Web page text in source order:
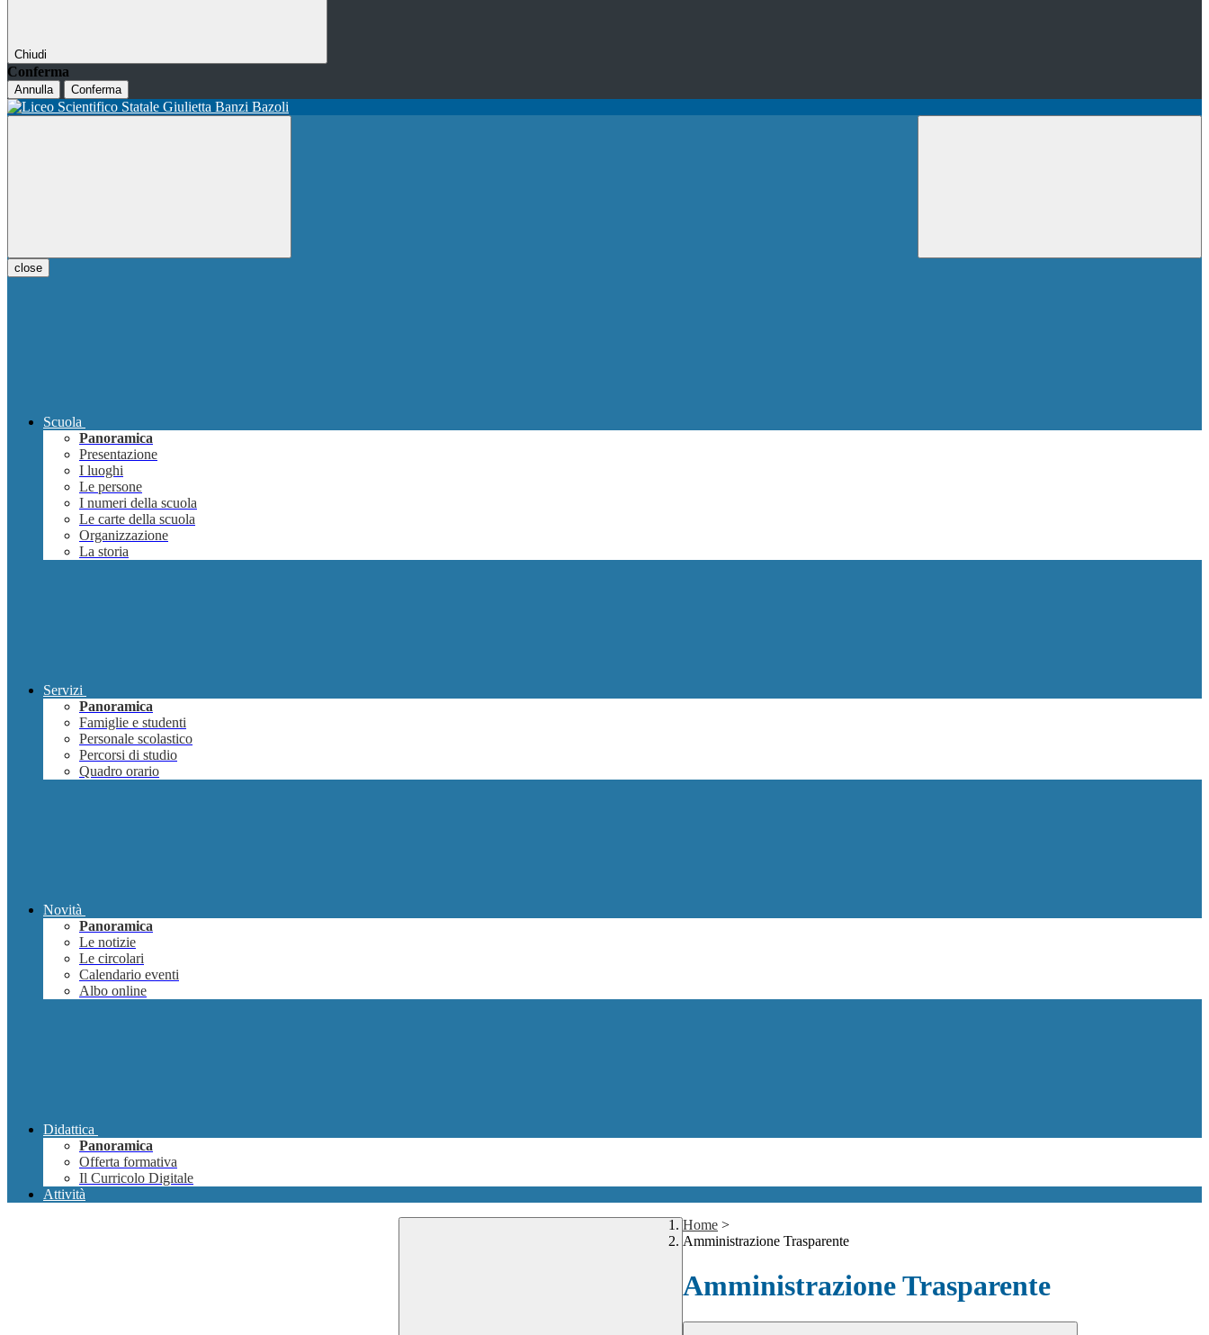
Chiudi
Conferma
Annulla Conferma
close
Scuola
Panoramica
Presentazione
I luoghi
Le persone
I numeri della scuola
Le carte della scuola
Organizzazione
La storia
Servizi
Panoramica
Famiglie e studenti
Personale scolastico
Percorsi di studio
Quadro orario
Novità
Panoramica
Le notizie
Le circolari
Calendario eventi
Albo online
Didattica
Panoramica
Offerta formativa
Il Curricolo Digitale
Attività
Home >
Amministrazione Trasparente
Amministrazione Trasparente